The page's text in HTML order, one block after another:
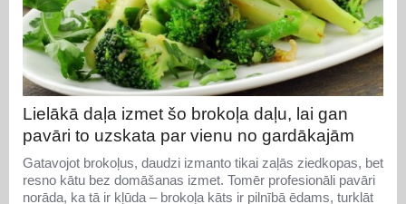
Lielākā daļa izmet šo brokoļa daļu, lai gan
pavāri to uzskata par vienu no gardākajām
Gatavojot brokoļus, daudzi izmanto tikai zaļās ziedkopas, bet
resno kātu bez domāšanas izmet. Tomēr profesionāli pavāri
norāda, ka tā ir kļūda – brokoļa kāts ir pilnībā ēdams, turklāt